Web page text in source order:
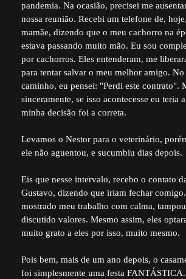
pandemia. Na ocasião, precisei me
nossa reunião. Recebi um telefone de,
mamãe, dizendo que o meu cachorro na
estava passando muito mão. Eu sou
por cachorros. Eles entenderam, me
para tentar salvar o meu melhor amigo.
caminho, eu pensei: "Perdi este contrato".
sinceramente, se isso acontecesse eu teria
minha decisão foi a correta.
Levamos o Nestor para o veterinário,
ele não aguentou, e sucumbiu dias depois.
Eis que nesse intervalo, recebo o contato
Gustavo, dizendo que iriam fechar
mostrado meu trabalho com calma,
discutido valores. Mesmo assim, eles
muito grato a eles por isso, muito mesmo.
Pois bem, mais de um ano depois, o
foi simplesmente uma festa